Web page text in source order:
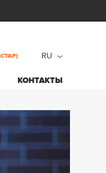
КОНТАКТЫ
RU
ua